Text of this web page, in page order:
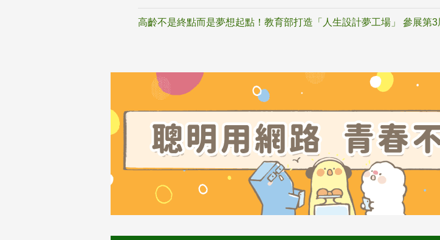
高齡不是終點而是夢想起點！教育部打造「人生設計夢工場」 參展第